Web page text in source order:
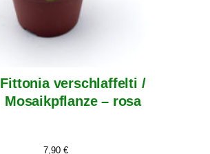
Fittonia verschlaffelti /
Mosaikpflanze – rosa
7,90 €